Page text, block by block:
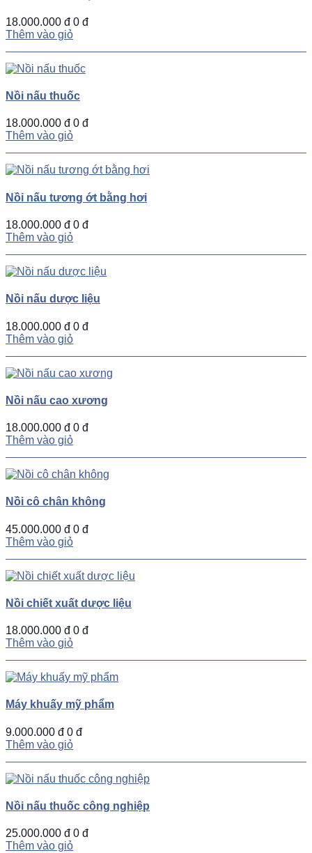
18.000.000 đ 0 đ
Thêm vào giỏ
Nồi nấu thuốc
18.000.000 đ 0 đ
Thêm vào giỏ
Nồi nấu tương ớt bằng hơi
18.000.000 đ 0 đ
Thêm vào giỏ
Nồi nấu dược liệu
18.000.000 đ 0 đ
Thêm vào giỏ
Nồi nấu cao xương
18.000.000 đ 0 đ
Thêm vào giỏ
Nồi cô chân không
45.000.000 đ 0 đ
Thêm vào giỏ
Nồi chiết xuất dược liệu
18.000.000 đ 0 đ
Thêm vào giỏ
Máy khuấy mỹ phẩm
9.000.000 đ 0 đ
Thêm vào giỏ
Nồi nấu thuốc công nghiệp
25.000.000 đ 0 đ
Thêm vào giỏ